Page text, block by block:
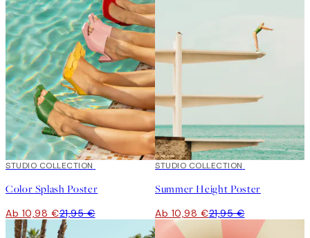
50%*
STUDIO COLLECTION
Color Splash Poster
Ab 10,98 €21,95 €
50%*
STUDIO COLLECTION
Summer Height Poster
Ab 10,98 €21,95 €